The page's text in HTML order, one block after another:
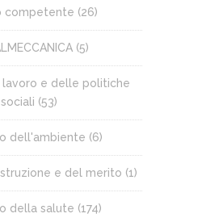
competente (26)
(5)
lavoro e delle politiche
sociali (53)
dell'ambiente (6)
e del merito (1)
della salute (174)